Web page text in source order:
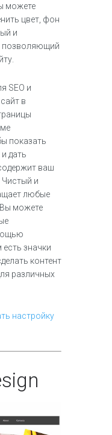
можете
цвет, фон
и
позволяющий
SEO и
в
показать
дать
ваш
Чистый и
любые
можете
значки
контент
различных
настройку